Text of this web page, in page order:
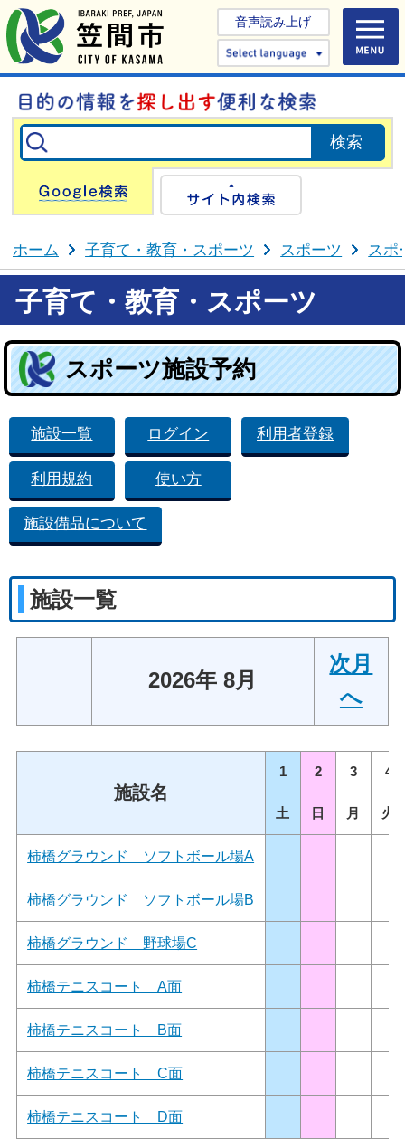
音声読み上げ
Select
Google検索
ホーム 子育て・教育・スポーツ スポーツ スポ
子育て・教育・スポーツ
スポーツ施設予約
施設一覧 ログイン 利用者登録
利用規約 使い方
施設備品について
施設一覧
2026年 8月
次月
へ
施設名
1 2 3 4
土 日 月 火
柿橋グラウンド ソフトボール場A
柿橋グラウンド ソフトボール場B
柿橋グラウンド 野球場C
柿橋テニスコート A面
柿橋テニスコート B面
柿橋テニスコート C面
柿橋テニスコート D面